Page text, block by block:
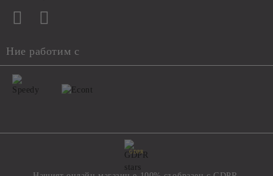
Ние работим с
GDPR